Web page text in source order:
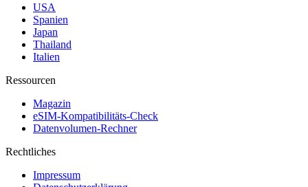
USA
Spanien
Japan
Thailand
Italien
Ressourcen
Magazin
eSIM-Kompatibilitäts-Check
Datenvolumen-Rechner
Rechtliches
Impressum